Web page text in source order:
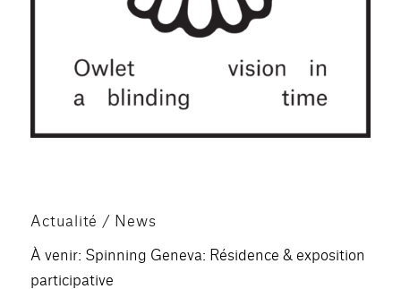
Actualité / News
À venir: Spinning Geneva: Résidence & exposition
participative